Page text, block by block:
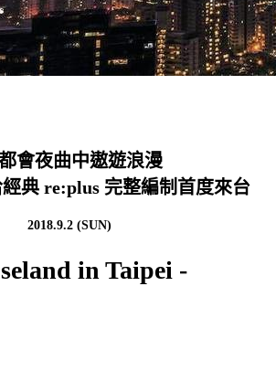
會夜曲中遨遊浪漫
典 re:plus 完整編制首度來台
2018.9.2 (SUN)
in Taipei -